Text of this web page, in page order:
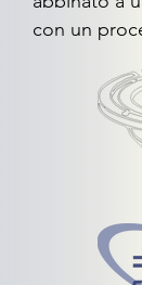
con un